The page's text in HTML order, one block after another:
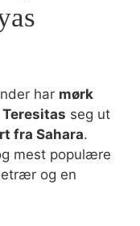
har mørk
Teresitas seg ut
fra Sahara.
mest populære
og en